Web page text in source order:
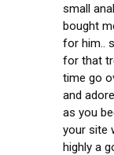
small
bought
for him..
for that
time go
and
as you
your site
highly a